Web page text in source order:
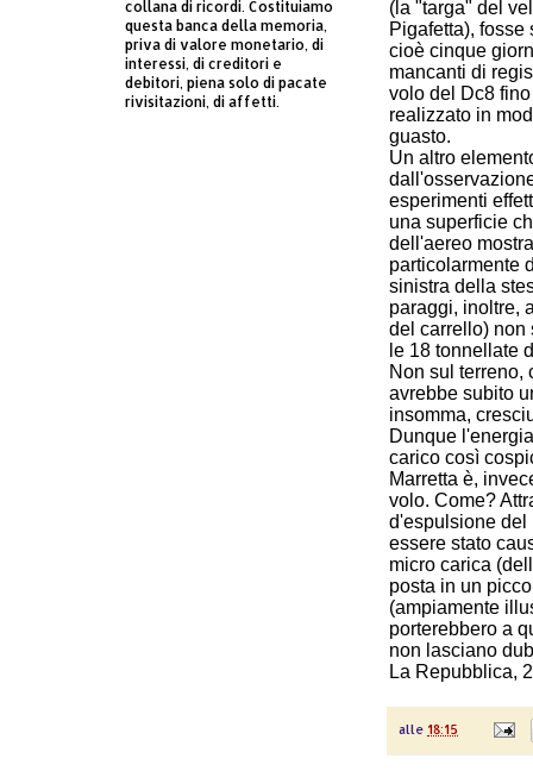
(la "targa" del
Pigafetta),
cioè cinque
mancanti di
volo del Dc8
realizzato in
guasto.
Un altro
esperimenti
una superficie
dell'aereo
particolarmente
sinistra della
paraggi, inoltre,
del carrello) non
le 18 tonnellate
Non sul terreno,
avrebbe subito
insomma,
Dunque
carico così
Marretta è,
volo. Come?
d'espulsione del
essere stato
micro carica
posta in un
(ampiamente
porterebbero a
non lasciano
La Repubblica,
alle 18:15
collana di ricordi. Costituiamo
questa banca della memoria,
priva di valore monetario, di
interessi, di creditori e
debitori, piena solo di pacate
rivisitazioni, di affetti.